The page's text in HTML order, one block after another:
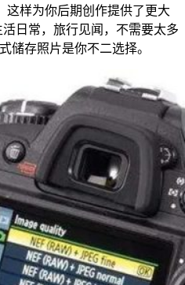
这样为你后期创作提供了更大
日常，旅行见闻，不需要太多
储存照片是你不二选择。